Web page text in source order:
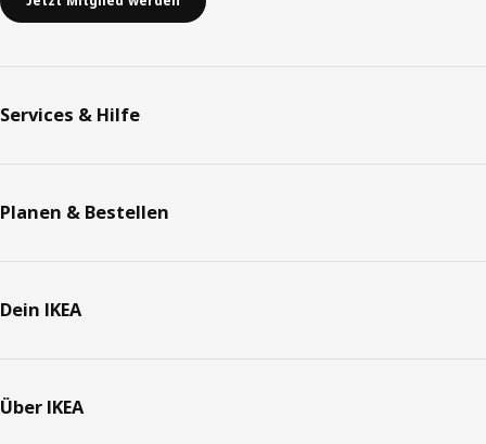
Services & Hilfe
Planen & Bestellen
Dein IKEA
Über IKEA